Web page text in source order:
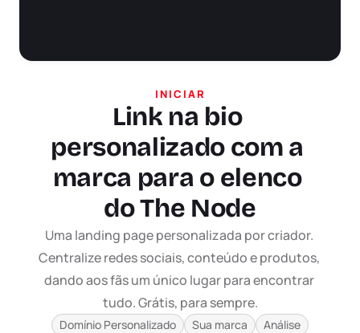
INICIAR
Link na bio
personalizado com a
marca para o elenco
do The Node
Uma landing page personalizada por criador.
Centralize redes sociais, conteúdo e produtos,
dando aos fãs um único lugar para encontrar
tudo. Grátis, para sempre.
Domínio Personalizado Sua marca Análise